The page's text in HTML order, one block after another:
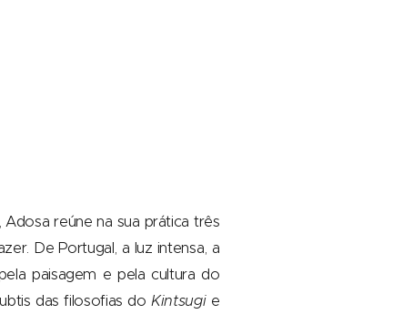
reúne na sua prática três
De Portugal, a luz intensa, a
paisagem e pela cultura do
das filosofias doKintsugie